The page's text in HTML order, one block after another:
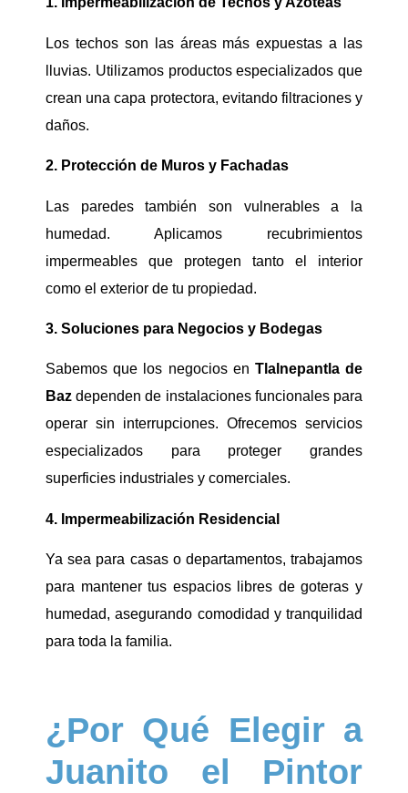
Los techos son las áreas más expuestas a las
lluvias. Utilizamos productos especializados que
crean una capa protectora, evitando filtraciones y
daños.
2. Protección de Muros y Fachadas
Las paredes también son vulnerables a la
humedad. Aplicamos recubrimientos
impermeables que protegen tanto el interior
como el exterior de tu propiedad.
3. Soluciones para Negocios y Bodegas
Sabemos que los negocios en Tlalnepantla de
Baz dependen de instalaciones funcionales para
operar sin interrupciones. Ofrecemos servicios
especializados para proteger grandes
superficies industriales y comerciales.
4. Impermeabilización Residencial
Ya sea para casas o departamentos, trabajamos
para mantener tus espacios libres de goteras y
humedad, asegurando comodidad y tranquilidad
para toda la familia.
¿Por Qué Elegir a
Juanito el Pintor